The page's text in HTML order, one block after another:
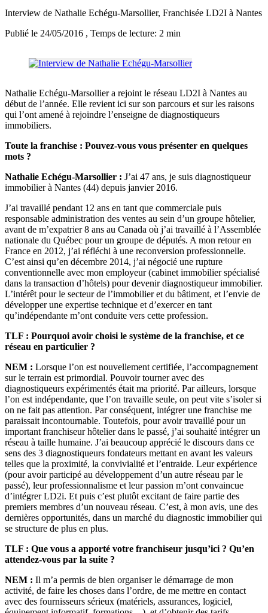
Interview de Nathalie Echégu-Marsollier, Franchisée LD2I à Nantes
Publié le 24/05/2016 , Temps de lecture: 2 min
Nathalie Echégu-Marsollier a rejoint le réseau LD2I à Nantes au
début de l’année. Elle revient ici sur son parcours et sur les raisons
qui l’ont amené à rejoindre l’enseigne de diagnostiqueurs
immobiliers.
Toute la franchise : Pouvez-vous vous présenter en quelques
mots ?
Nathalie Echégu-Marsollier : J’ai 47 ans, je suis diagnostiqueur
immobilier à Nantes (44) depuis janvier 2016.
J’ai travaillé pendant 12 ans en tant que commerciale puis
responsable administration des ventes au sein d’un groupe hôtelier,
avant de m’expatrier 8 ans au Canada où j’ai travaillé à l’Assemblée
nationale du Québec pour un groupe de députés. A mon retour en
France en 2012, j’ai réfléchi à une reconversion professionnelle.
C’est ainsi qu’en décembre 2014, j’ai négocié une rupture
conventionnelle avec mon employeur (cabinet immobilier spécialisé
dans la transaction d’hôtels) pour devenir diagnostiqueur immobilier.
L’intérêt pour le secteur de l’immobilier et du bâtiment, et l’envie de
développer une expertise technique et d’exercer en tant
qu’indépendante m’ont conduite vers cette profession.
TLF : Pourquoi avoir choisi le système de la franchise, et ce
réseau en particulier ?
NEM : Lorsque l’on est nouvellement certifiée, l’accompagnement
sur le terrain est primordial. Pouvoir tourner avec des
diagnostiqueurs expérimentés était ma priorité. Par ailleurs, lorsque
l’on est indépendante, que l’on travaille seule, on peut vite s’isoler si
on ne fait pas attention. Par conséquent, intégrer une franchise me
paraissait incontournable. Toutefois, pour avoir travaillé pour un
important franchiseur hôtelier dans le passé, j’ai souhaité intégrer un
réseau à taille humaine. J’ai beaucoup apprécié le discours dans ce
sens des 3 diagnostiqueurs fondateurs mettant en avant les valeurs
telles que la proximité, la convivialité et l’entraide. Leur expérience
(pour avoir participé au développement d’un autre réseau par le
passé), leur professionnalisme et leur passion m’ont convaincue
d’intégrer LD2i. Et puis c’est plutôt excitant de faire partie des
premiers membres d’un nouveau réseau. C’est, à mon avis, une des
dernières opportunités, dans un marché du diagnostic immobilier qui
se structure de plus en plus.
TLF : Que vous a apporté votre franchiseur jusqu’ici ? Qu’en
attendez-vous par la suite ?
NEM : Il m’a permis de bien organiser le démarrage de mon
activité, de faire les choses dans l’ordre, de me mettre en contact
avec des fournisseurs sérieux (matériels, assurances, logiciel,